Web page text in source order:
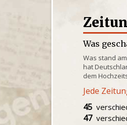
Was
Was stand
hat
dem
Jede
45
47